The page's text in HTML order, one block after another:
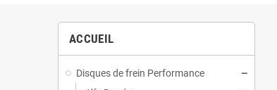
ACCUEIL
Disques de frein Performance